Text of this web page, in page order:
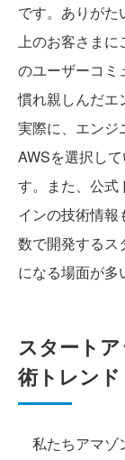
です。ありがた
上のお客さまに
のユーザーコミ
慣れ親しんだエ
実際に、エンジ
AWSを選択し
す。また、公式
インの技術情報
数で開発するス
になる場面が多
スタート
術トレンド
私たちアマゾ